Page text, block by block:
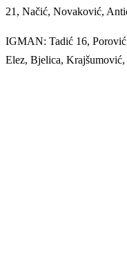
21, Načić, Novaković,
IGMAN: Tadić 16,
Elez, Bjelica,